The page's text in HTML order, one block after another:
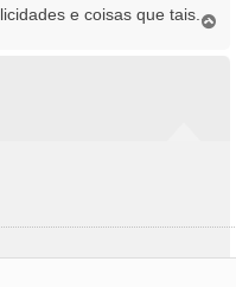
e coisas que tais....